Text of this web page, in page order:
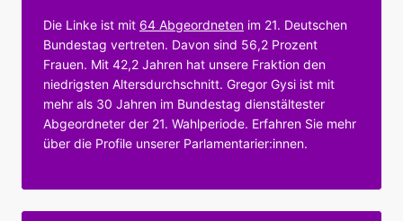
Die Linke ist mit 64 Abgeordneten im 21. Deutschen
Bundestag vertreten. Davon sind 56,2 Prozent
Frauen. Mit 42,2 Jahren hat unsere Fraktion den
niedrigsten Altersdurchschnitt. Gregor Gysi ist mit
mehr als 30 Jahren im Bundestag dienstältester
Abgeordneter der 21. Wahlperiode. Erfahren Sie mehr
über die Profile unserer Parlamentarier:innen.